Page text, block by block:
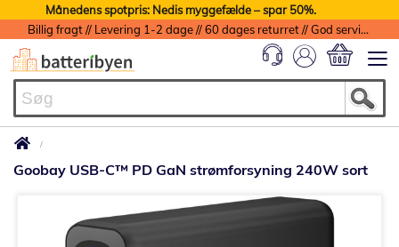
Månedens spotpris: Nedis myggefælde – spar 50%.
Billig fragt // Levering 1-2 dage // 60 dages returret // God service med garanti
Goobay USB-C™ PD GaN strømforsyning 240W sort
slutningen